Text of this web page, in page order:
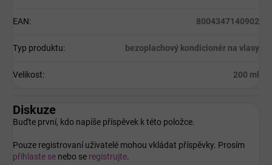
EAN: 8004347140902
Typ produktu: bezoplachový kondicionér na vlasy
Velikost: 200 ml
Diskuze
Buďte první, kdo napíše příspěvek k této položce.
Pouze registrovaní uživatelé mohou vkládat příspěvky. Prosím
přihlaste se nebo se registrujte.